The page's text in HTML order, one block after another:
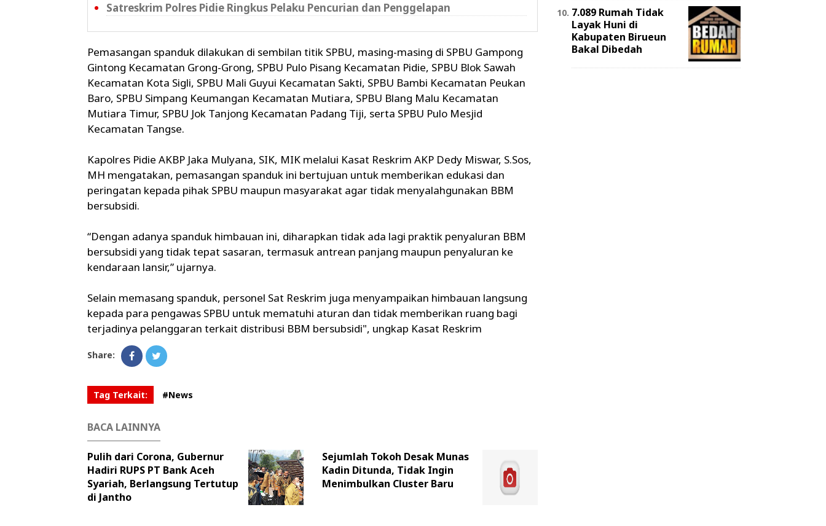
Satreskrim Polres Pidie Ringkus Pelaku Pencurian dan Penggelapan
Pemasangan spanduk dilakukan di sembilan titik SPBU, masing-masing di SPBU Gampong
Gintong Kecamatan Grong-Grong, SPBU Pulo Pisang Kecamatan Pidie, SPBU Blok Sawah
Kecamatan Kota Sigli, SPBU Mali Guyui Kecamatan Sakti, SPBU Bambi Kecamatan Peukan
Baro, SPBU Simpang Keumangan Kecamatan Mutiara, SPBU Blang Malu Kecamatan
Mutiara Timur, SPBU Jok Tanjong Kecamatan Padang Tiji, serta SPBU Pulo Mesjid
Kecamatan Tangse.
Kapolres Pidie AKBP Jaka Mulyana, SIK, MIK melalui Kasat Reskrim AKP Dedy Miswar, S.Sos,
MH mengatakan, pemasangan spanduk ini bertujuan untuk memberikan edukasi dan
peringatan kepada pihak SPBU maupun masyarakat agar tidak menyalahgunakan BBM
bersubsidi.
“Dengan adanya spanduk himbauan ini, diharapkan tidak ada lagi praktik penyaluran BBM
bersubsidi yang tidak tepat sasaran, termasuk antrean panjang maupun penyaluran ke
kendaraan lansir,” ujarnya.
Selain memasang spanduk, personel Sat Reskrim juga menyampaikan himbauan langsung
kepada para pengawas SPBU untuk mematuhi aturan dan tidak memberikan ruang bagi
terjadinya pelanggaran terkait distribusi BBM bersubsidi", ungkap Kasat Reskrim
Share:
Tag Terkait: #News
BACA LAINNYA
Pulih dari Corona, Gubernur
Hadiri RUPS PT Bank Aceh
Syariah, Berlangsung Tertutup
di Jantho
Sejumlah Tokoh Desak Munas
Kadin Ditunda, Tidak Ingin
Menimbulkan Cluster Baru
7.089 Rumah Tidak
Layak Huni di
Kabupaten Birueun
Bakal Dibedah